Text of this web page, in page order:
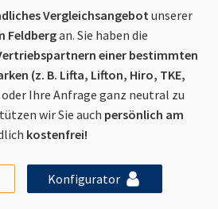
Vergleichsangebotunserer
Feldbergan. Sie haben die
einer bestimmten
(z. B. Lifta, Lifton, Hiro, TKE,
Ihre Anfrage ganz neutral zu
wir Sie auch persönlich am
kostenfrei!
Konfigurator